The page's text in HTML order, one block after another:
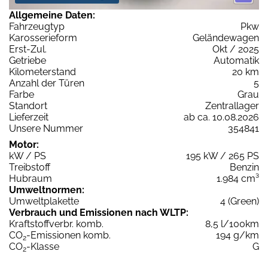
Allgemeine Daten:
Fahrzeugtyp
Pkw
Karosserieform
Geländewagen
Erst-Zul.
Okt / 2025
Getriebe
Automatik
Kilometerstand
20 km
Anzahl der Türen
5
Farbe
Grau
Standort
Zentrallager
Lieferzeit
ab ca. 10.08.2026
Unsere Nummer
354841
Motor:
kW / PS
195 kW / 265 PS
Treibstoff
Benzin
Hubraum
1.984 cm³
Umweltnormen:
Umweltplakette
4 (Green)
Verbrauch und Emissionen nach WLTP:
Kraftstoffverbr. komb.
8,5 l/100km
CO2-Emissionen komb.
194 g/km
CO2-Klasse
G